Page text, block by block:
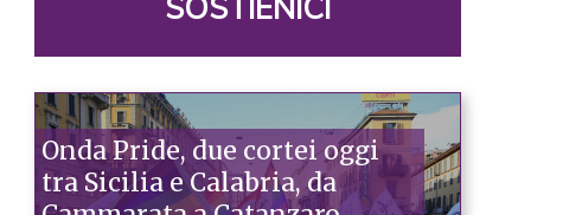
Onda Pride, due cortei oggi
tra Sicilia e Calabria, da